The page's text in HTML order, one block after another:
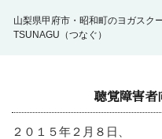
山梨県甲府市・昭和町のヨガスク
TSUNAGU（つなぐ）
聴覚障害者
２０１５年２月８日、